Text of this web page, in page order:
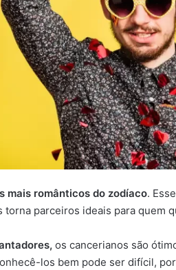
mais românticos do zodíaco.
torna parceiros ideais para quem
os cancerianos são
los bem pode ser difícil,